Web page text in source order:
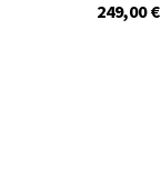
€
249,00